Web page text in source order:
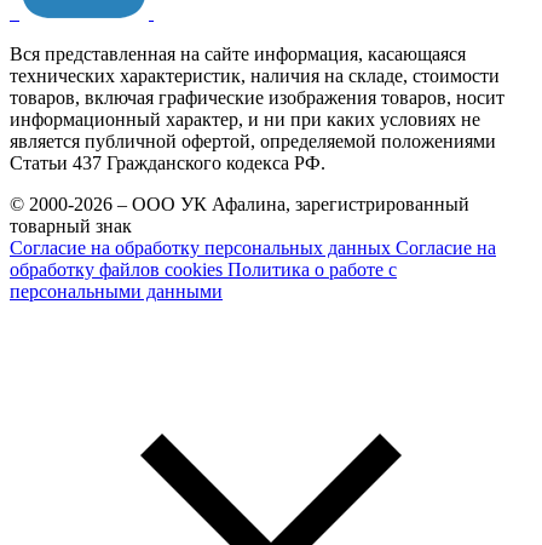
Вся представленная на сайте информация, касающаяся
технических характеристик, наличия на складе, стоимости
товаров, включая графические изображения товаров, носит
информационный характер, и ни при каких условиях не
является публичной офертой, определяемой положениями
Статьи 437 Гражданского кодекса РФ.
© 2000-2026 – ООО УК Афалина, зарегистрированный
товарный знак
Согласие на обработку персональных данных Согласие на
обработку файлов cookies Политика о работе с
персональными данными